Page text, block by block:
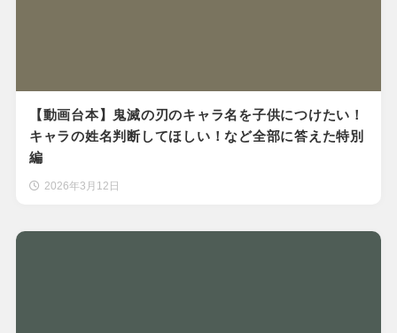
【動画台本】鬼滅の刃のキャラ名を子供につけたい！
キャラの姓名判断してほしい！など全部に答えた特別
編
2026年3月12日